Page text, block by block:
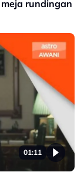
rundingan
01:11